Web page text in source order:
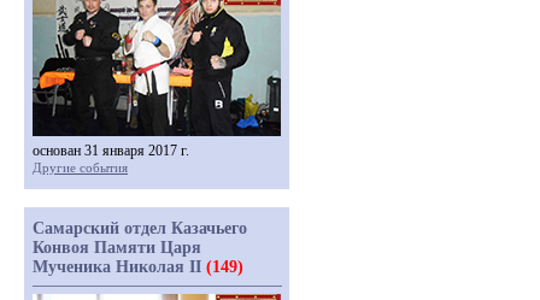
основан 31 января 2017 г.
Другие события
Самарский отдел Казачьего
Конвоя Памяти Царя
Мученика Николая II (149)